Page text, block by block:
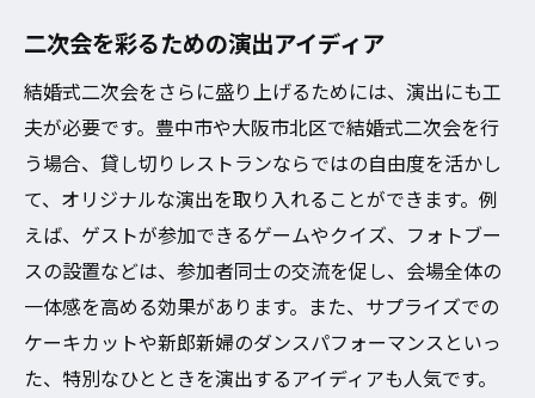
二次会を彩るための演出アイディア
結婚式二次会をさらに盛り上げるためには、演出にも工
夫が必要です。豊中市や大阪市北区で結婚式二次会を行
う場合、貸し切りレストランならではの自由度を活かし
て、オリジナルな演出を取り入れることができます。例
えば、ゲストが参加できるゲームやクイズ、フォトブー
スの設置などは、参加者同士の交流を促し、会場全体の
一体感を高める効果があります。また、サプライズでの
ケーキカットや新郎新婦のダンスパフォーマンスといっ
た、特別なひとときを演出するアイディアも人気です。